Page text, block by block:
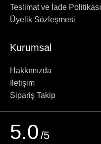
Teslimat ve İade Politikası
Üyelik Sözleşmesi
Kurumsal
Hakkımızda
İletişim
Sipariş Takip
5.0 /5